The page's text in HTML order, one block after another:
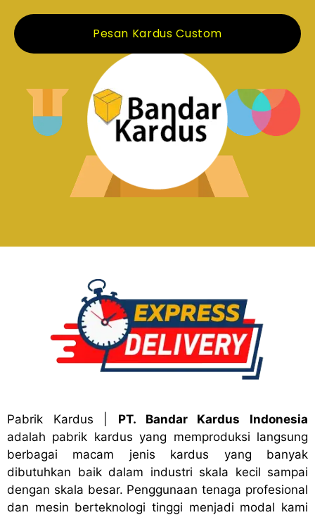
Pesan Kardus Custom
Pabrik Kardus
PT. Bandar Kardus Indonesia
adalah pabrik kardus yang memproduksi langsung
berbagai macam jenis kardus yang banyak
dibutuhkan baik dalam industri skala kecil sampai
dengan skala besar. Penggunaan tenaga profesional
dan mesin berteknologi tinggi menjadi modal kami